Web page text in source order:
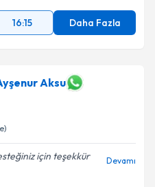
16:15 Daha Fazla
Aksu
için teşekkür
Devamı